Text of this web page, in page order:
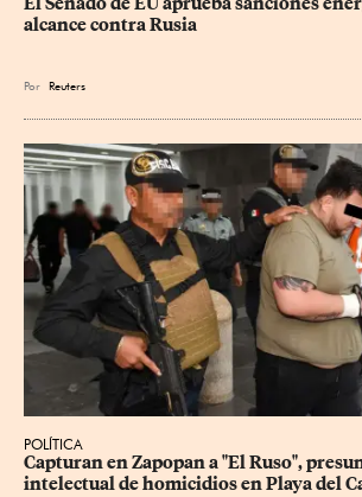
alcance contra Rusia
Por Reuters
POLÍTICA
Capturan en Zapopan a "El Ruso",
intelectual de homicidios en Playa del